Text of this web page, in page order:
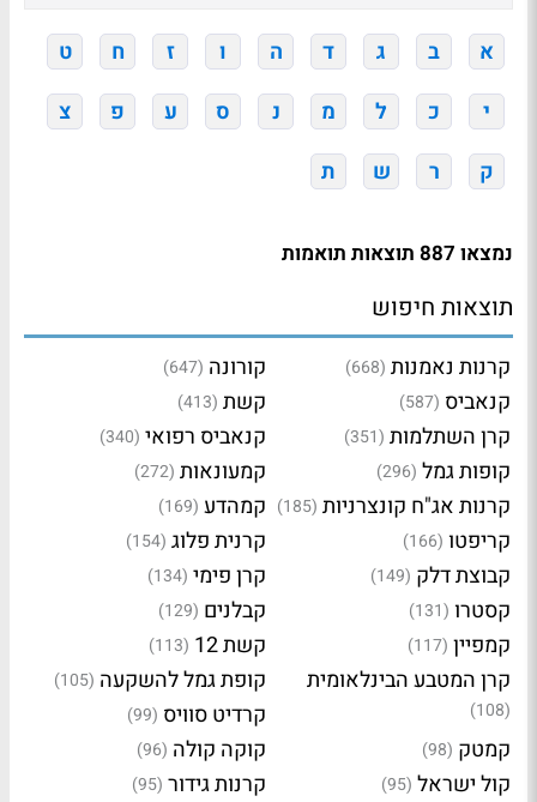
א ב ג ד ה ו ז ח
ט
י
כ ל מ נ ס ע פ
צ
ק
ר ש ת
נמצאו 887 תוצאות תואמות
תוצאות חיפוש
קרנות נאמנות (668) קורונה (647)
קנאביס (587) קשת (413)
קרן השתלמות (351) קנאביס רפואי (340)
קופות גמל (296) קמעונאות (272)
קרנות אג"ח קונצרניות (185) קמהדע (169)
קריפטו (166) קרנית פלוג (154)
קבוצת דלק (149) קרן פימי (134)
קסטרו (131) קבלנים (129)
קמפיין (117) קשת 12 (113)
קרן המטבע הבינלאומית
(108)
קופת גמל להשקעה (105)
קרדיט סוויס (99)
קמטק (98) קוקה קולה (96)
קול ישראל (95) קרנות גידור (95)